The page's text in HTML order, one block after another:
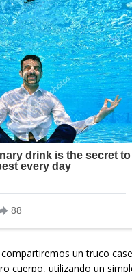
un truco
cuerpo, utilizando un